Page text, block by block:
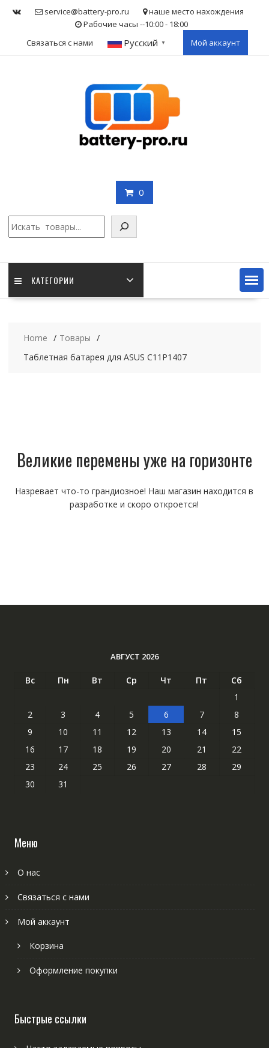
service@battery-pro.ru
наше место нахождения
Рабочие часы --10:00 - 18:00
Связаться с нами
Русский ▼ Мой аккаунт
0
КАТЕГОРИИ
Home
Товары
Таблетная батарея для ASUS C11P1407
Великие перемены уже на горизонте
Назревает что-то грандиозное! Наш магазин находится в
разработке и скоро откроется!
АВГУСТ 2026
Вс Пн Вт Ср Чт Пт
Сб
1
2
3 4 5 6 7
8
9
10 11 12 13 14
15
16
17 18 19 20 21
22
23
24 25 26 27 28
29
30
31
Меню
О нас
Связаться с нами
Мой аккаунт
Корзина
Оформление покупки
Быстрые ссылки